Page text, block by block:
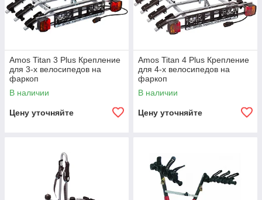
Amos Titan 3 Plus Крепление
для 3-х велосипедов на
фаркоп
В наличии
Цену уточняйте
Amos Titan 4 Plus Крепление
для 4-х велосипедов на
фаркоп
В наличии
Цену уточняйте